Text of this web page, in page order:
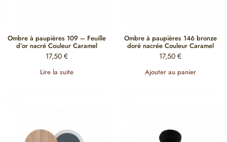
Ombre à paupières 109 – Feuille
d’or nacré Couleur Caramel
17,50 €
Lire la suite
Ombre à paupières 146 bronze
doré nacrée Couleur Caramel
17,50 €
Ajouter au panier